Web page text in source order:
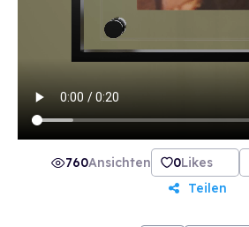
760Ansichten 0Likes
Teilen